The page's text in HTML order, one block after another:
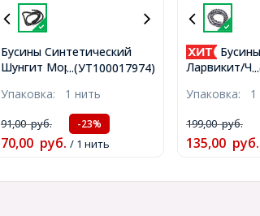
...(УТ100017974)
Бусины Синтетический
Шунгит Морозный Стиль,
Диаметр: 4-5мм, Отв. 1мм,
около 90шт/38см/нить,
(УТ100017974)
Упаковка: 1 нить
91,00руб. -23%
70,00 руб. / 1 нить
Ларвикит/
Отверстие
Упаковка: 1
199,00руб.
135,00 руб.